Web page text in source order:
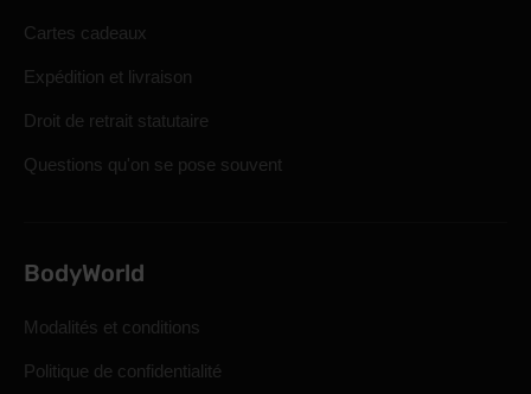
Cartes cadeaux
Expédition et livraison
Droit de retrait statutaire
Questions qu'on se pose souvent
BodyWorld
Modalités et conditions
Politique de confidentialité